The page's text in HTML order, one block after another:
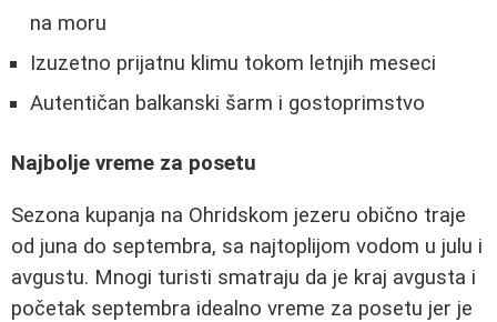
na moru
Izuzetno prijatnu klimu tokom letnjih meseci
Autentičan balkanski šarm i gostoprimstvo
Najbolje vreme za posetu
Sezona kupanja na Ohridskom jezeru obično traje
od juna do septembra, sa najtoplijom vodom u julu i
avgustu. Mnogi turisti smatraju da je kraj avgusta i
početak septembra idealno vreme za posetu jer je